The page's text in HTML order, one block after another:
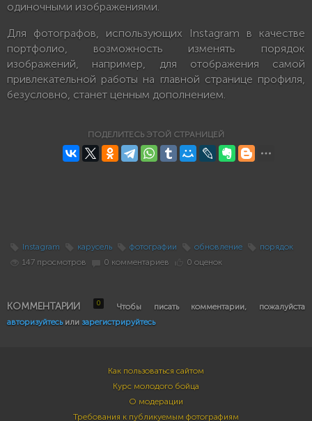
одиночными изображениями.
Для фотографов, использующих Instagram в качестве
портфолио, возможность изменять порядок
изображений, например, для отображения самой
привлекательной работы на главной странице профиля,
безусловно, станет ценным дополнением.
ПОДЕЛИТЕСЬ ЭТОЙ СТРАНИЦЕЙ
Instagram карусель фотографии обновление
порядок
147 просмотров
0 комментариев 0 оценок
КОММЕНТАРИИ 0
Чтобы писать комментарии, пожалуйста
авторизуйтесьили зарегистрируйтесь
Как пользоваться сайтом
Курс молодого бойца
О модерации
Требования к публикуемым фотографиям